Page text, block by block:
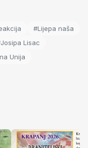
#Lijepa naša
Lisac
Unija